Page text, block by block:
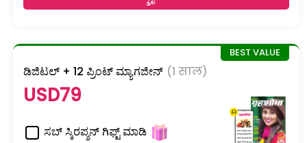
ಡಿಜಿಟಲ್ + 12 ಪ್ರಿಂಟ್ ಮ್ಯಾಗಜೀನ್ (1 साल)
USD79
ಸಬ್ ಸ್ಕಿರಪ್ಶನ್ ಗಿಫ್ಟ್ ಮಾಡಿ